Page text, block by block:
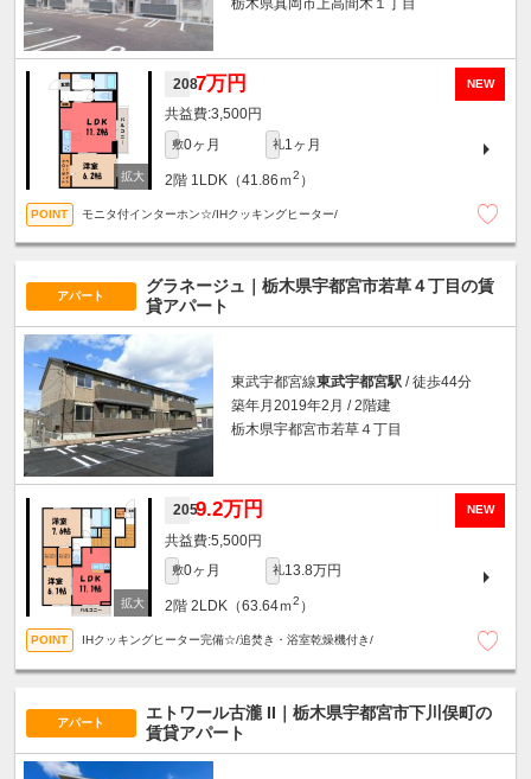
栃木県真岡市上高間木１丁目
NEW
2087万円
3,500円
敷0ヶ月 礼1ヶ月
2階 1LDK（41.86ｍ2 ）
モニタ付インターホン☆/IHクッキングヒーター/
アパート
グラネージュ｜栃木県宇都宮市若草４丁目の賃
貸アパート
東武宇都宮線東武宇都宮駅 / 徒歩44分
築年月2019年2月 / 2階建
栃木県宇都宮市若草４丁目
NEW
2059.2万円
5,500円
敷0ヶ月 礼13.8万円
2階 2LDK（63.64ｍ2 ）
IHクッキングヒーター完備☆/追焚き・浴室乾燥機付き/
アパート
エトワール古瀧 II｜栃木県宇都宮市下川俣町の
賃貸アパート